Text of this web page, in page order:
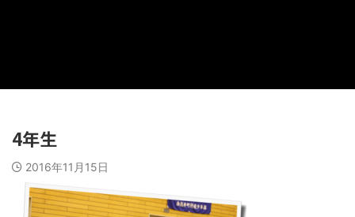
4年生
2016年11月15日